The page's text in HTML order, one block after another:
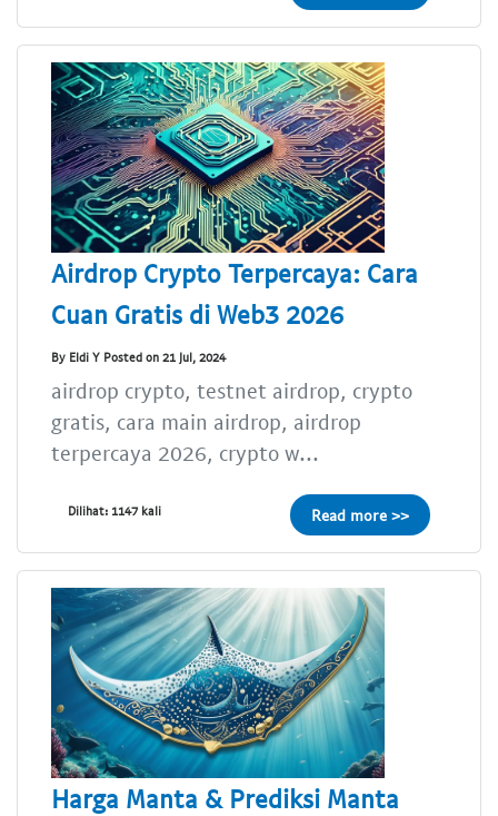
Airdrop Crypto Terpercaya: Cara
Cuan Gratis di Web3 2026
By Eldi Y Posted on 21 Jul, 2024
airdrop crypto, testnet airdrop, crypto
gratis, cara main airdrop, airdrop
terpercaya 2026, crypto w...
Dilihat: 1147 kali Read more >>
Harga Manta & Prediksi Manta